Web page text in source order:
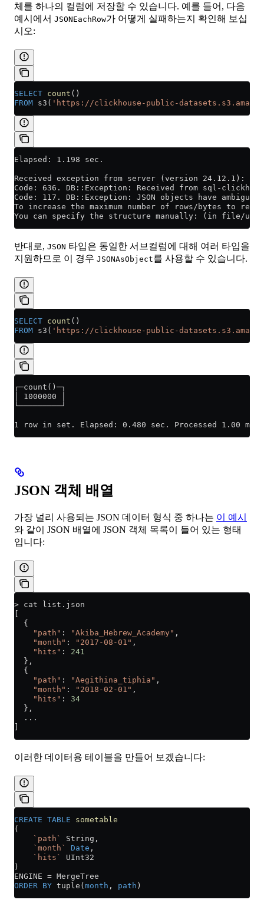
체를 하나의 컬럼에 저장할 수 있습니다. 예를 들어, 다음
예시에서 JSONEachRow가 어떻게 실패하는지 확인해 보십
시오:
SELECT count ()
FROM s3( 'https://clickhouse-public-
Elapsed: 1.198 sec.
Received exception from server (version 24.12.1):
Code: 636. DB::Exception: Received from sql-
Code: 117. DB::Exception: JSON objects have
To increase the maximum number of rows/bytes to
You can specify the structure manually: (in file/uri
반대로, JSON 타입은 동일한 서브컬럼에 대해 여러 타입을
지원하므로 이 경우 JSONAsObject를 사용할 수 있습니다.
SELECT count ()
FROM s3( 'https://clickhouse-public-
┌─count()─┐
│ 1000000 │
└─────────┘
1 row in set. Elapsed: 0.480 sec. Processed 1.00
JSON 객체 배열
가장 널리 사용되는 JSON 데이터 형식 중 하나는 이 예시
와 같이 JSON 배열에 JSON 객체 목록이 들어 있는 형태
입니다:
> cat list.json
[
  {
    "path"
: "Akiba_Hebrew_Academy" ,
    "month"
: "2017-08-01" ,
    "hits"
: 241
  },
  {
    "path"
: "Aegithina_tiphia" ,
    "month"
: "2018-02-01" ,
    "hits"
: 34
  },
  ...
]
이러한 데이터용 테이블을 만들어 보겠습니다:
CREATE TABLE sometable
(
    `path`
String,
    `month`
Date ,
    `hits`
UInt32
)
ENGINE = MergeTree
ORDER BY tuple(month , path )